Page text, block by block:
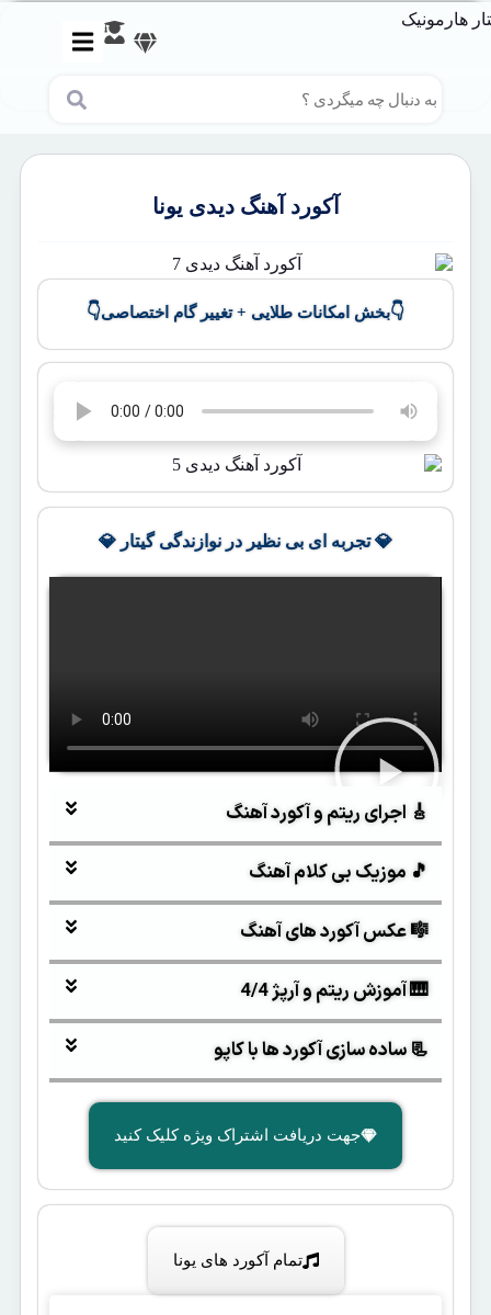
آکورد آهنگ دیدی یونا
👇بخش امکانات طلایی + تغییر گام اختصاصی👇
💎 تجربه ای بی نظیر در نوازندگی گیتار 💎
🎸 اجرای ریتم و آکورد آهنگ
🎵 موزیک بی کلام آهنگ
🎼 عکس آکورد های آهنگ
🎹 آموزش ریتم و آرپژ 4/4
📃 ساده سازی آکورد ها با کاپو
جهت دریافت اشتراک ویژه کلیک کنید
تمام آکورد های یونا